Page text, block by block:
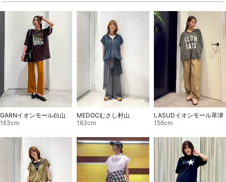
GARNイオンモール白山
163cm
MEDOCむさし村山
163cm
LASUDイオンモール草津
156cm